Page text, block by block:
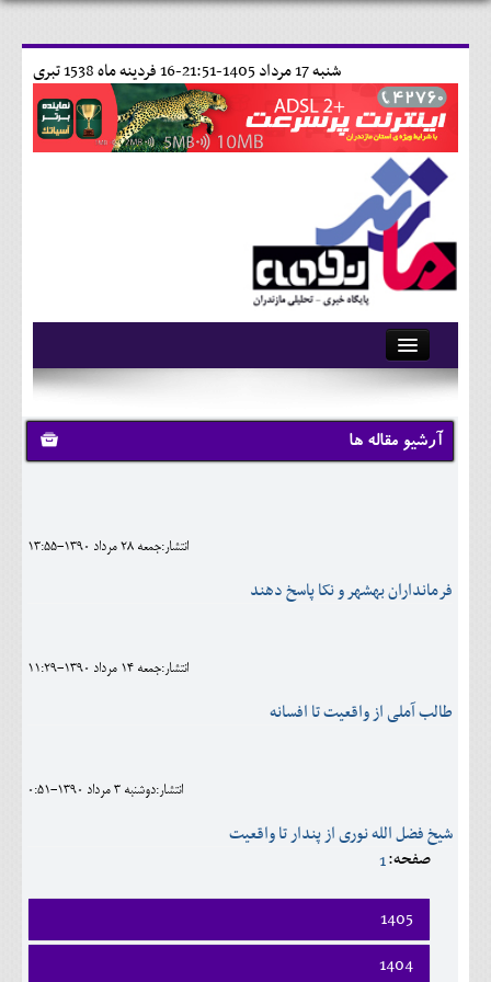
16 فردينه ماه 1538 تبری شنبه 17 مرداد 1405-21:51-
آرشیو
تماس با ما
وبلاگ
کلینیک
خانه
آرشیو مقاله ها
انتشار:جمعه 28 مرداد 1390-13:55
فرمانداران بهشهر و نکا پاسخ دهند
انتشار:جمعه 14 مرداد 1390-11:29
طالب آملی از واقعیت تا افسانه
انتشار:دوشنبه 3 مرداد 1390-0:51
شیخ فضل الله نوری از پندار تا واقعیت
صفحه:1
1405
فروردين
1404